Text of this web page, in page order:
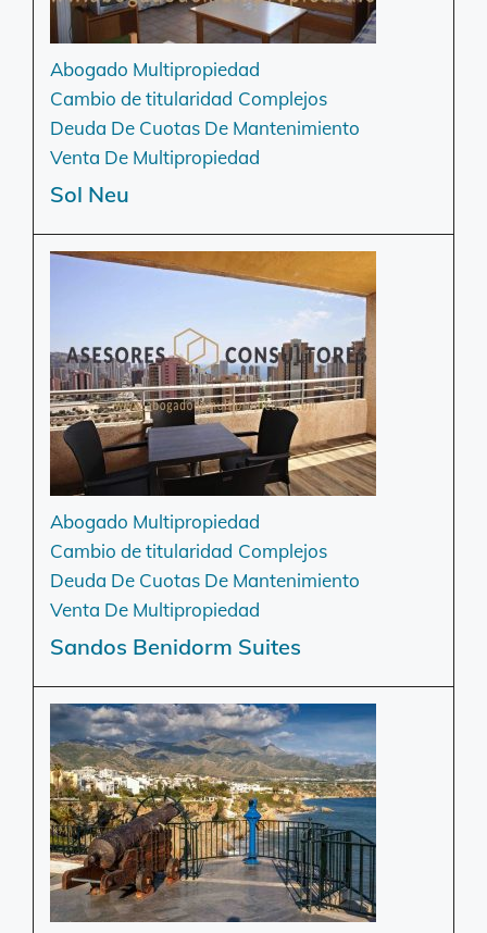
Abogado Multipropiedad
Cambio de titularidad Complejos
Deuda De Cuotas De Mantenimiento
Venta De Multipropiedad
Sol Neu
Abogado Multipropiedad
Cambio de titularidad Complejos
Deuda De Cuotas De Mantenimiento
Venta De Multipropiedad
Sandos Benidorm Suites